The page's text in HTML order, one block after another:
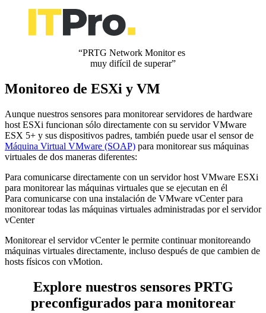
“PRTG Network Monitor es
muy difícil de superar”
Monitoreo de ESXi y VM
Aunque nuestros sensores para monitorear servidores de hardware
host ESXi funcionan sólo directamente con su servidor VMware
ESX 5+ y sus dispositivos padres, también puede usar el sensor de
Máquina Virtual VMware (SOAP) para monitorear sus máquinas
virtuales de dos maneras diferentes:
Para comunicarse directamente con un servidor host VMware ESXi
para monitorear las máquinas virtuales que se ejecutan en él
Para comunicarse con una instalación de VMware vCenter para
monitorear todas las máquinas virtuales administradas por el servidor
vCenter
Monitorear el servidor vCenter le permite continuar monitoreando
máquinas virtuales directamente, incluso después de que cambien de
hosts físicos con vMotion.
Explore nuestros sensores PRTG
preconfigurados para monitorear